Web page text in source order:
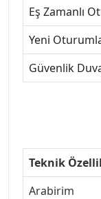
Eş Zamanlı
Yeni
Güvenlik
Teknik
Arabirim